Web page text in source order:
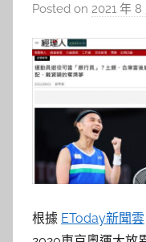
Posted on 2021 年 8
根據 EToday新聞雲